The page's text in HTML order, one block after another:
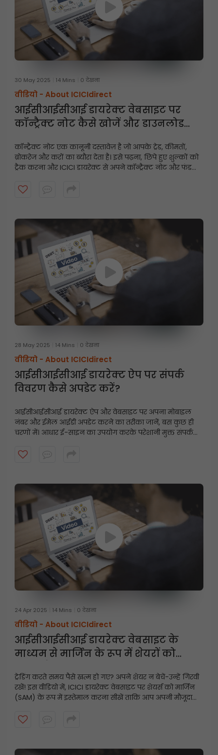
30 May 2025 14 Mins 0 देखना
वीडियो - About ICICIdirect
आईसीआईसीआई डायरेक्ट वेबसाइट पर
कॉन्ट्रैक्ट नोट कैसे खोजें और डाउनलोड
कॉन्ट्रैक्ट नोट एक कानूनी दस्तावेज़ है जो आपके ट्रेड, कीमतों,
ब्रोकरेज और करों का ब्यौरा देता है। इसे पढ़ना, छिपे हुए शुल्कों को
ट्रैक करना और ICICI डायरेक्ट से अपने कॉन्ट्रैक्ट नोट और फंड
28 May 2025 14 Mins 0 देखना
वीडियो - About ICICIdirect
आईसीआईसीआई डायरेक्ट ऐप पर संपर्क
विवरण कैसे अपडेट करें?
आईसीआईसीआई डायरेक्ट ऐप और वेबसाइट पर अपना मोबाइल
नंबर और ईमेल आईडी अपडेट करने का तरीका जानें, बस कुछ ही
चरणों में। आधार ई-साइन का उपयोग करके परेशानी मुक्त संपर्क
24 Apr 2025 14 Mins 0 देखना
वीडियो - About ICICIdirect
आईसीआईसीआई डायरेक्ट वेबसाइट के
माध्यम से मार्जिन के रूप में शेयरों को
ट्रेडिंग करते समय पैसे खत्म हो गए? अपने शेयर न बेचें-उन्हें गिरवी
रखें! इस वीडियो में, ICICI डायरेक्ट वेबसाइट पर शेयर्स को मार्जिन
(SAM) के रूप में इस्तेमाल करना सीखें ताकि आप अपनी मौजूदा
सकें।